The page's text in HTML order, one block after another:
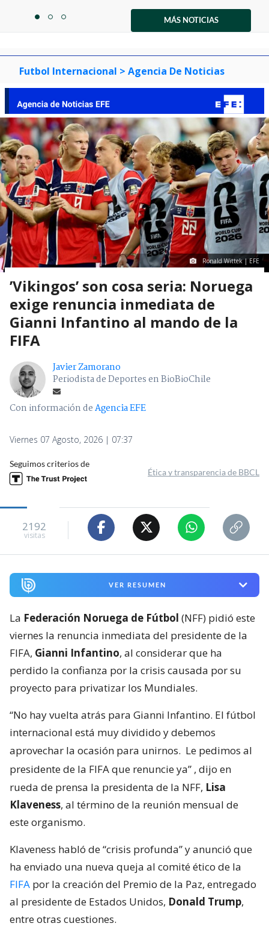
itemitemitem
MÁS NOTICIAS
Futbol Internacional > Agencia De Noticias
Ronald Wittek | EFE
’Vikingos’ son cosa seria: Noruega
exige renuncia inmediata de
Gianni Infantino al mando de la
FIFA
Javier Zamorano
Periodista de Deportes en BioBioChile
Con información deAgencia EFE
Viernes 07 Agosto, 2026 | 07:37
Seguimos criterios de
Ética y transparencia de BBCL
2192
visitas
VER RESUMEN
La Federación Noruega de Fútbol (NFF) pidió este
viernes la renuncia inmediata del presidente de la
FIFA, Gianni Infantino, al considerar que ha
perdido la confianza por la crisis causada por su
proyecto para privatizar los Mundiales.
“No hay vuelta atrás para Gianni Infantino. El fútbol
internacional está muy dividido y debemos
aprovechar la ocasión para unirnos. Le pedimos al
presidente de la FIFA que renuncie ya” , dijo en
rueda de prensa la presidenta de la NFF, Lisa
Klaveness, al término de la reunión mensual de
este organismo.
Klaveness habló de “crisis profunda” y anunció que
ha enviado una nueva queja al comité ético de la
FIFA por la creación del Premio de la Paz, entregado
al presidente de Estados Unidos, Donald Trump,
entre otras cuestiones.